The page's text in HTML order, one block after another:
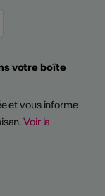
votre boîte
et vous informe
Voir la